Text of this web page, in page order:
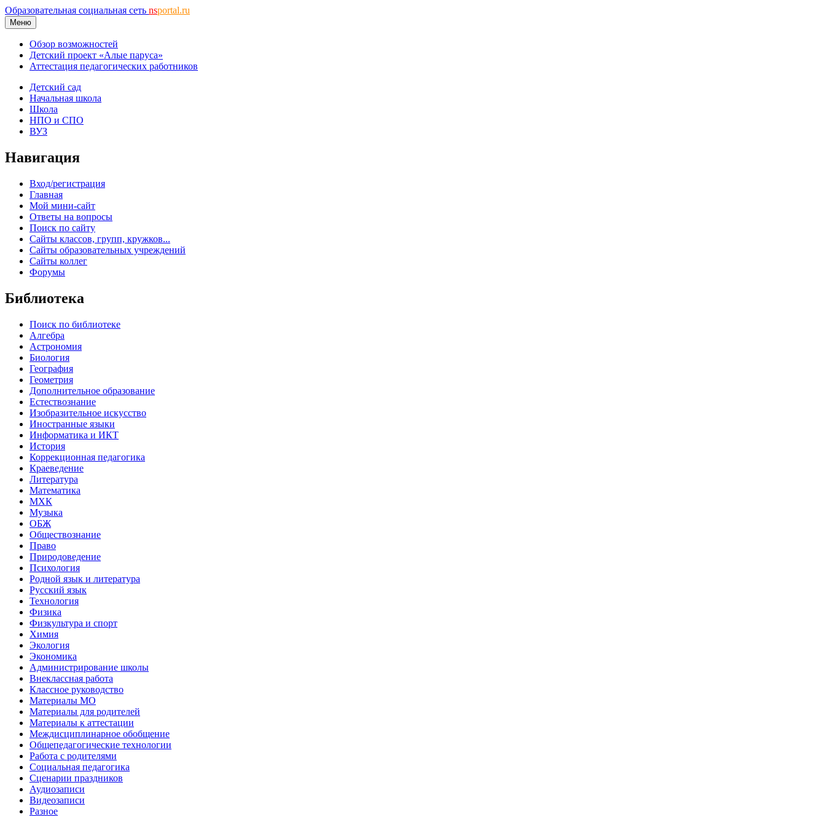
Образовательная социальная сеть nsportal.ru
Меню
Обзор возможностей
Детский проект «Алые паруса»
Аттестация педагогических работников
Детский сад
Начальная школа
Школа
НПО и СПО
ВУЗ
Навигация
Вход/регистрация
Главная
Мой мини-сайт
Ответы на вопросы
Поиск по сайту
Сайты классов, групп, кружков...
Сайты образовательных учреждений
Сайты коллег
Форумы
Библиотека
Поиск по библиотеке
Алгебра
Астрономия
Биология
География
Геометрия
Дополнительное образование
Естествознание
Изобразительное искусство
Иностранные языки
Информатика и ИКТ
История
Коррекционная педагогика
Краеведение
Литература
Математика
МХК
Музыка
ОБЖ
Обществознание
Право
Природоведение
Психология
Родной язык и литература
Русский язык
Технология
Физика
Физкультура и спорт
Химия
Экология
Экономика
Администрирование школы
Внеклассная работа
Классное руководство
Материалы МО
Материалы для родителей
Материалы к аттестации
Междисциплинарное обобщение
Общепедагогические технологии
Работа с родителями
Социальная педагогика
Сценарии праздников
Аудиозаписи
Видеозаписи
Разное